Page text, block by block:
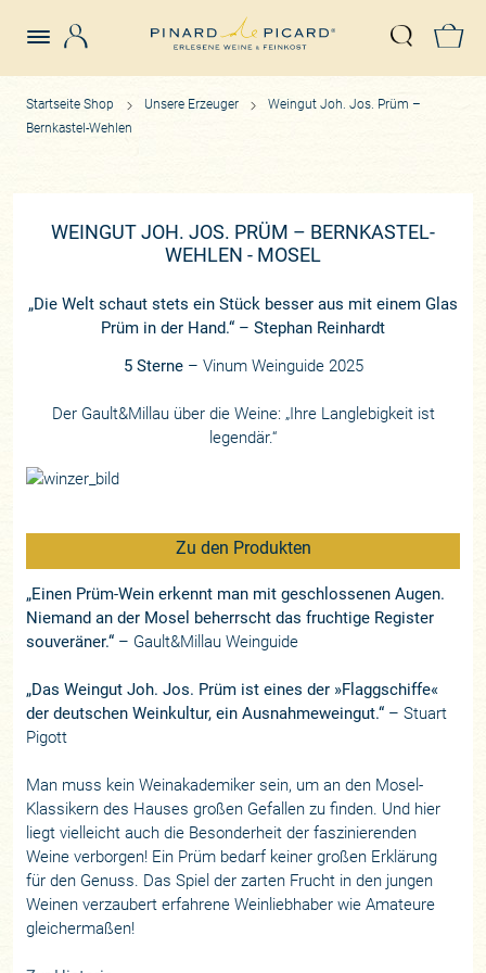
Suche
Startseite Shop Unsere Erzeuger
Weingut Joh. Jos. Prüm –
Bernkastel-Wehlen
WEINGUT JOH. JOS. PRÜM – BERNKASTEL-
WEHLEN - MOSEL
„Die Welt schaut stets ein Stück besser aus mit einem Glas
Prüm in der Hand.“ – Stephan Reinhardt
5 Sterne– Vinum Weinguide 2025
Der Gault&Millau über die Weine: „Ihre Langlebigkeit ist
legendär.“
Zu den Produkten
„Einen Prüm-Wein erkennt man mit geschlossenen Augen.
Niemand an der Mosel beherrscht das fruchtige Register
souveräner.“ – Gault&Millau Weinguide
„Das Weingut Joh. Jos. Prüm ist eines der »Flaggschiffe«
der deutschen Weinkultur, ein Ausnahmeweingut.“ – Stuart
Pigott
Man muss kein Weinakademiker sein, um an den Mosel-
Klassikern des Hauses großen Gefallen zu finden. Und hier
liegt vielleicht auch die Besonderheit der faszinierenden
Weine verborgen! Ein Prüm bedarf keiner großen Erklärung
für den Genuss. Das Spiel der zarten Frucht in den jungen
Weinen verzaubert erfahrene Weinliebhaber wie Amateure
gleichermaßen!